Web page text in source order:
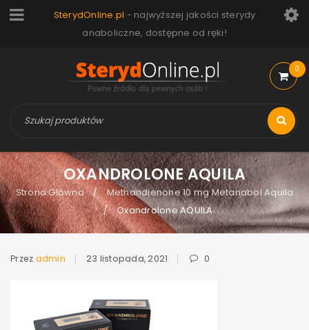
SterydOnline.pl - najwyższej jakości sterydy
anaboliczne, dostępne od ręki!
0
OXANDROLONE AQUILA
Strona Główna / Methandienone 10 mg Metanabol Aquila
/ Oxandrolone AQUILA
Przez admin 23 listopada, 2021 0